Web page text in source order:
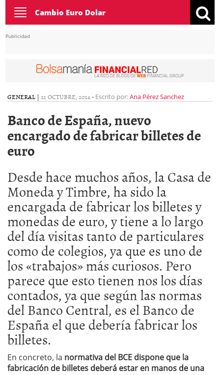
Toggle
navigation
Cambio Euro Dolar
Publicidad
GENERAL | 21 OCTUBRE, 2014- Escrito por:Ana Pérez Sanchez
Banco de España, nuevo
encargado de fabricar billetes de
euro
Desde hace muchos años, la Casa de
Moneda y Timbre, ha sido la
encargada de fabricar los billetes y
monedas de euro, y tiene a lo largo
del día visitas tanto de particulares
como de colegios, ya que es uno de
los «trabajos» más curiosos. Pero
parece que esto tienen nos los días
contados, ya que según las normas
del Banco Central, es el Banco de
España el que debería fabricar los
billetes.
En concreto, la normativa del BCE dispone que la
fabricación de billetes deberá estar en manos de una